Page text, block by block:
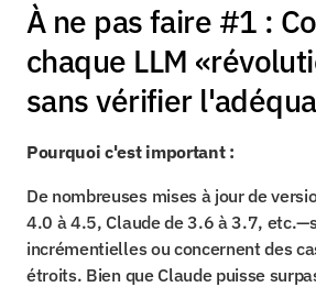
À ne pas faire #1 :
chaque LLM
sans vérifier
Pourquoi c'est important :
De nombreuses mises à jour de
4.0 à 4.5, Claude de 3.6 à 3.7,
incrémentielles ou concernent des
étroits. Bien que Claude puisse